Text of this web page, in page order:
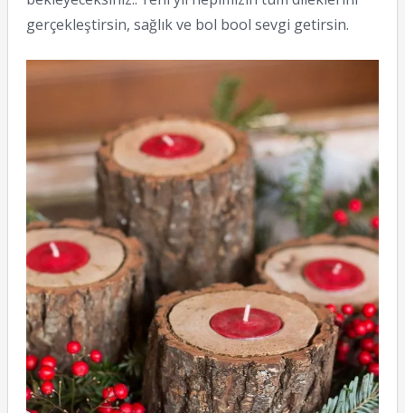
gerçekleştirsin, sağlık ve bol bool sevgi getirsin.